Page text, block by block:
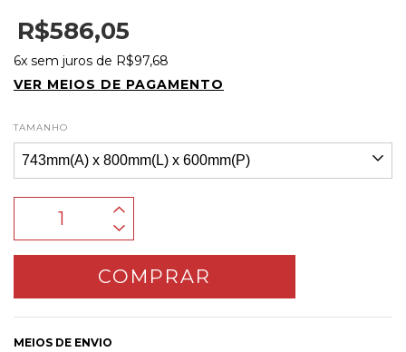
R$586,05
6x sem juros de R$97,68
VER MEIOS DE PAGAMENTO
TAMANHO
MEIOS DE ENVIO